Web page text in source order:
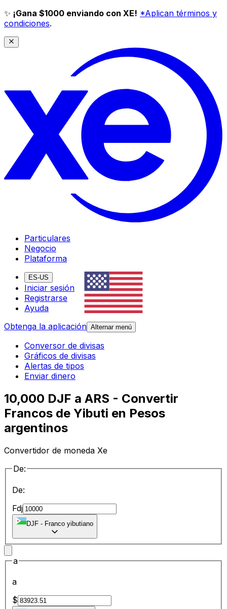
✨ ¡Gana $1000 enviando con XE! *Aplican términos y
condiciones.
Particulares
Negocio
Plataforma
ES-US
Iniciar sesión
Registrarse
Ayuda
Obtenga la aplicación Alternar menú
Conversor de divisas
Gráficos de divisas
Alertas de tipos
Enviar dinero
10,000 DJF a ARS - Convertir
Francos de Yibuti en Pesos
argentinos
Convertidor de moneda Xe
De:
De:
Fdj
DJF - Franco yibutiano
a
a
$